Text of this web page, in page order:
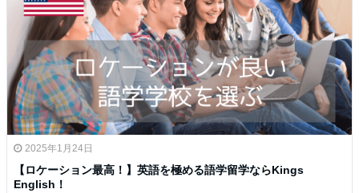
2025年1月24日
【ロケーション最高！】英語を極める語学留学ならKings
English！